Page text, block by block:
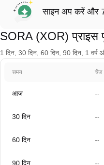
साइन अप करें और
SORA (XOR) प्राइस
1 दिन, 30 दिन, 60 दिन, 90 दिन, 1
समय चेंज
आज --
30 दिन --
60 दिन --
90 दिन --